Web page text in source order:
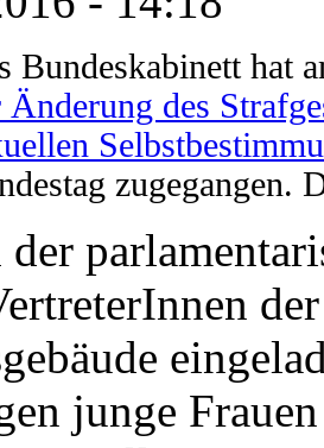
Bundeskabinett hat
Änderung des
zugegangen.
junge